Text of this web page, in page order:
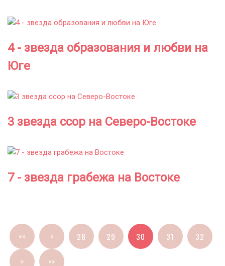
4 - звезда образования и любви на
Юге
3 звезда ссор на Северо-Востоке
7 - звезда грабежа на Востоке
<< < 28 29 30 31 32
> >>